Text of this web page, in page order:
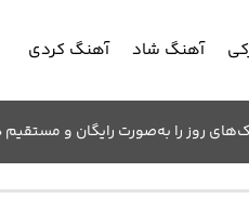
آهنگ شاد آهنگ کردی
روز را به‌صورت رایگان و مستقیم